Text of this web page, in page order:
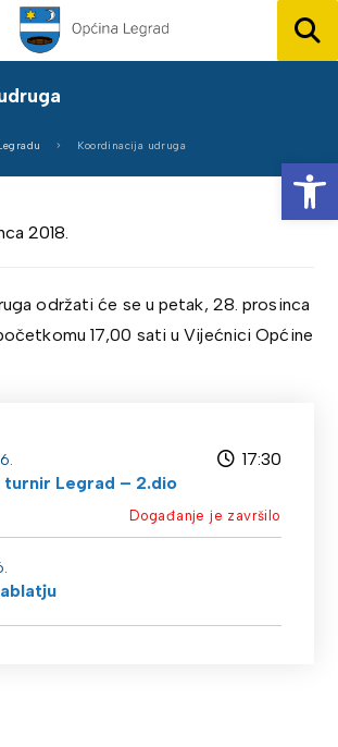
Koordinacija udruga
2018.
održati će se u petak, 28. prosinca
17,00 sati u Vijećnici Općine
17:30
turnir Legrad – 2.dio
Događanje je završilo